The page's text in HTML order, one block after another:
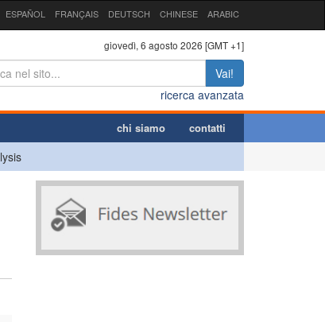
ESPAÑOL FRANÇAIS DEUTSCH CHINESE ARABIC
giovedì, 6 agosto 2026 [GMT +1]
Vai!
ricerca avanzata
chi siamo contatti